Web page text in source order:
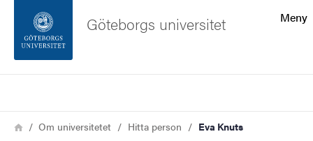
Sidfoten
Meny
Göteborgs universitet
Länkstig
HemOm universitetet Hitta person Eva Knuts